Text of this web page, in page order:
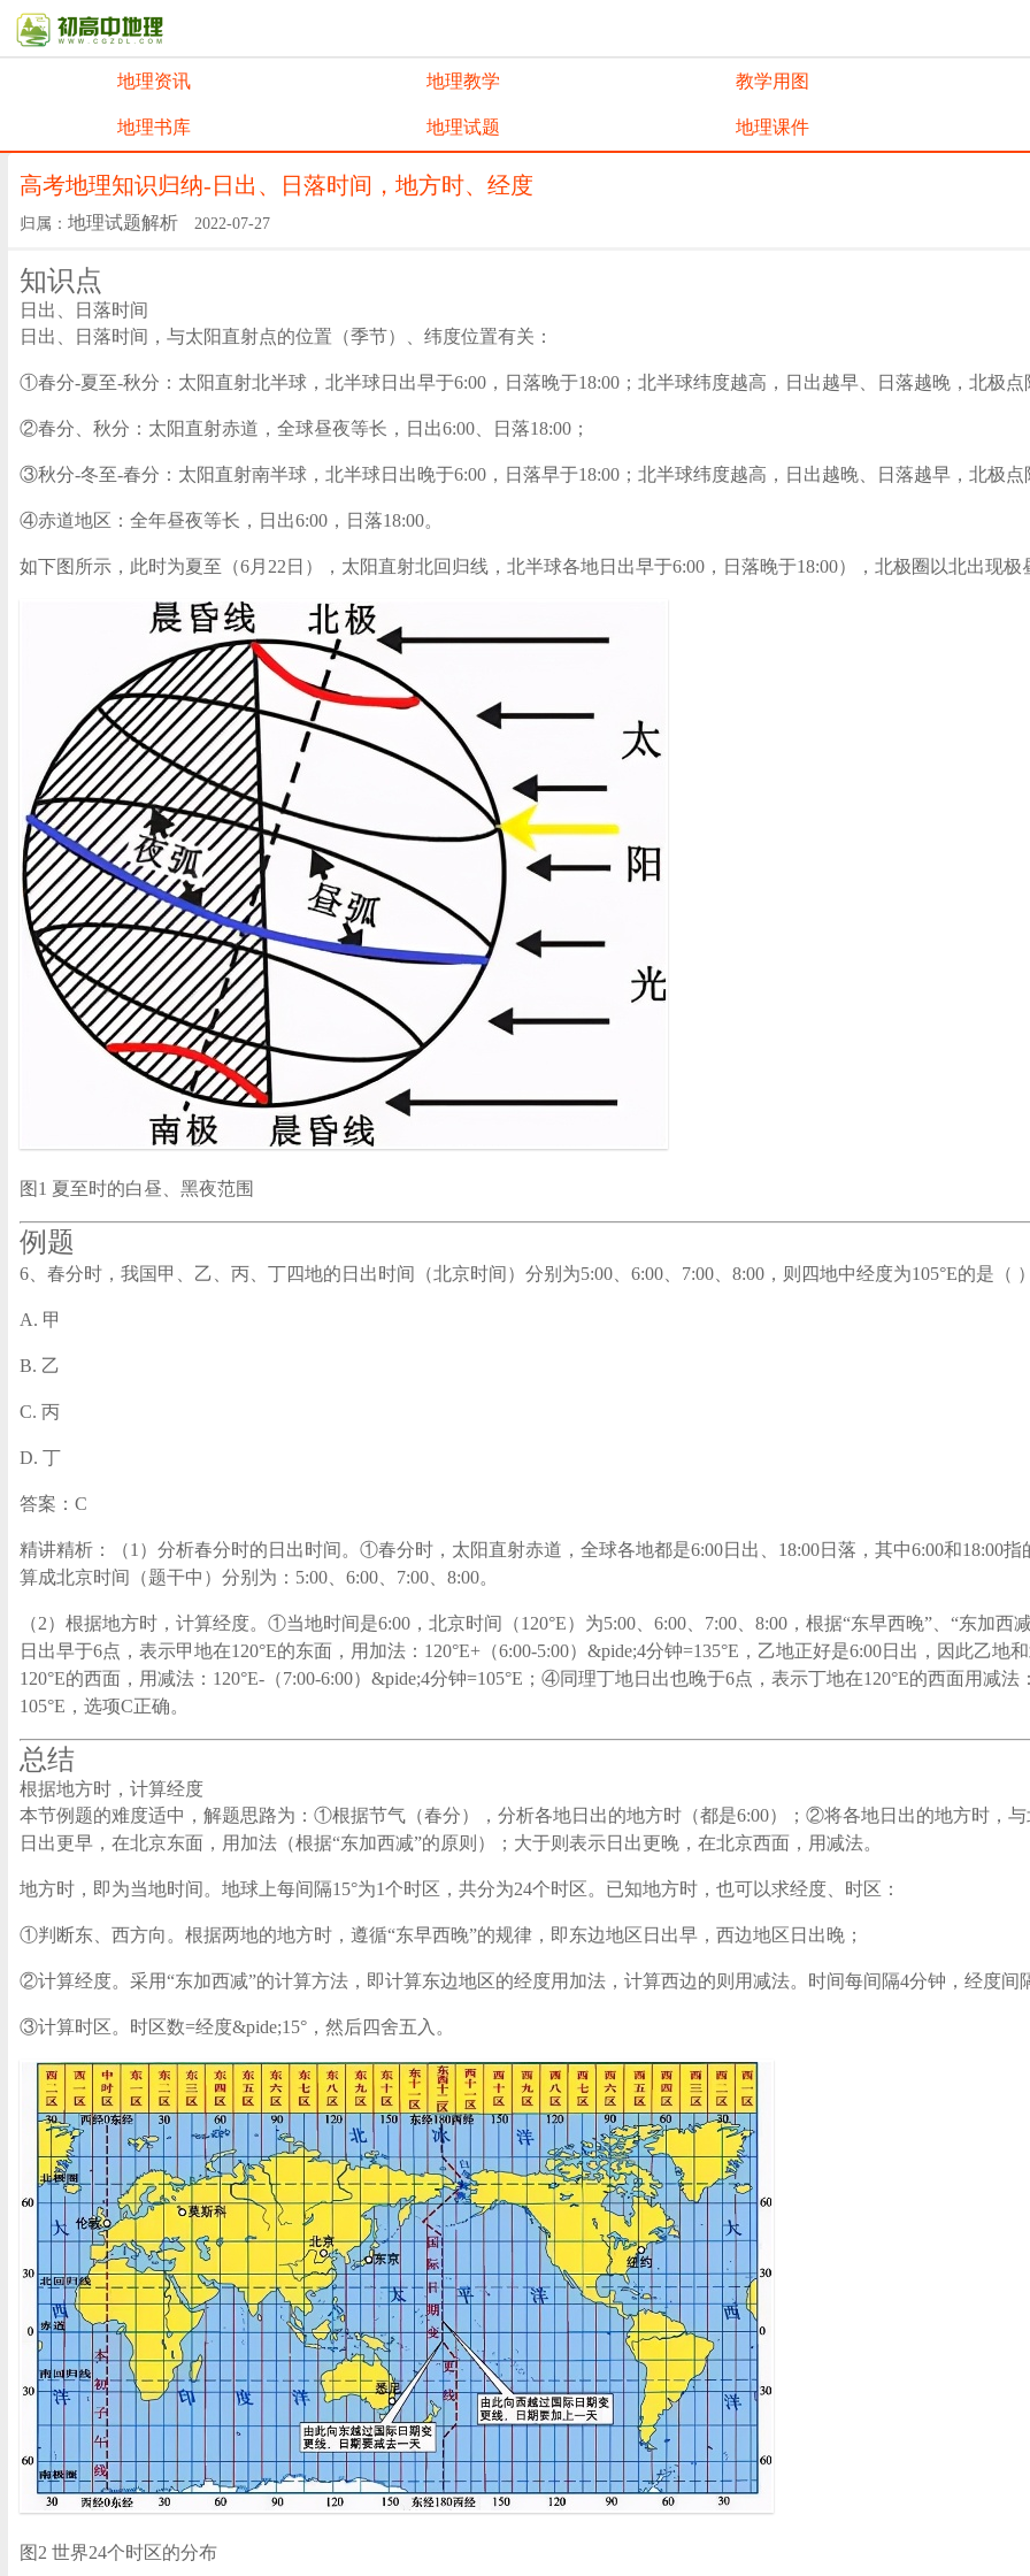
地理资讯 地理教学 教学用图
地理书库 地理试题 地理课件
高考地理知识归纳-日出、日落时间，地方时、经度
归属： 地理试题解析2022-07-27
知识点
日出、日落时间
日出、日落时间，与太阳直射点的位置（季节）、纬度位置有关：
①春分-夏至-秋分：太阳直射北半球，北半球日出早于6:00，日落晚于18:00；北半球纬度越高，日出越早、日落越晚，北极
②春分、秋分：太阳直射赤道，全球昼夜等长，日出6:00、日落18:00；
③秋分-冬至-春分：太阳直射南半球，北半球日出晚于6:00，日落早于18:00；北半球纬度越高，日出越晚、日落越早，北极
④赤道地区：全年昼夜等长，日出6:00，日落18:00。
如下图所示，此时为夏至（6月22日），太阳直射北回归线，北半球各地日出早于6:00，日落晚于18:00），北极圈以北出现极
图1 夏至时的白昼、黑夜范围
例题
6、春分时，我国甲、乙、丙、丁四地的日出时间（北京时间）分别为5:00、6:00、7:00、8:00，则四地中经度为105°E的是（
A. 甲
B. 乙
C. 丙
D. 丁
答案：C
精讲精析：（1）分析春分时的日出时间。①春分时，太阳直射赤道，全球各地都是6:00日出、18:00日落，其中6:00和18:00
算成北京时间（题干中）分别为：5:00、6:00、7:00、8:00。
（2）根据地方时，计算经度。①当地时间是6:00，北京时间（120°E）为5:00、6:00、7:00、8:00，根据“东早西晚”、“东加
日出早于6点，表示甲地在120°E的东面，用加法：120°E+（6:00-5:00）&pide;4分钟=135°E，乙地正好是6:00日出，因此乙
120°E的西面，用减法：120°E-（7:00-6:00）&pide;4分钟=105°E；④同理丁地日出也晚于6点，表示丁地在120°E的西面用减法
105°E，选项C正确。
总结
根据地方时，计算经度
本节例题的难度适中，解题思路为：①根据节气（春分），分析各地日出的地方时（都是6:00）；②将各地日出的地方时，
日出更早，在北京东面，用加法（根据“东加西减”的原则）；大于则表示日出更晚，在北京西面，用减法。
地方时，即为当地时间。地球上每间隔15°为1个时区，共分为24个时区。已知地方时，也可以求经度、时区：
①判断东、西方向。根据两地的地方时，遵循“东早西晚”的规律，即东边地区日出早，西边地区日出晚；
②计算经度。采用“东加西减”的计算方法，即计算东边地区的经度用加法，计算西边的则用减法。时间每间隔4分钟，经度间
③计算时区。时区数=经度&pide;15°，然后四舍五入。
图2 世界24个时区的分布